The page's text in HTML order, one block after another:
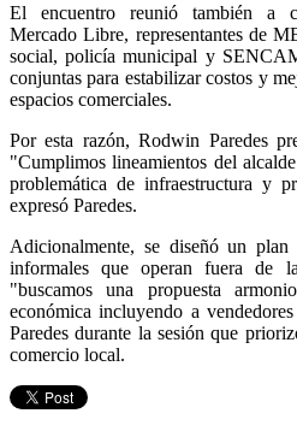
El encuentro reunió también a
Mercado Libre, representantes de
social, policía municipal y
conjuntas para estabilizar costos y
espacios comerciales.
Por esta razón, Rodwin Paredes
"Cumplimos lineamientos del
problemática de infraestructura y
expresó Paredes.
Adicionalmente, se diseñó un plan
informales que operan fuera de
"buscamos una propuesta
económica incluyendo a
Paredes durante la sesión que
comercio local.